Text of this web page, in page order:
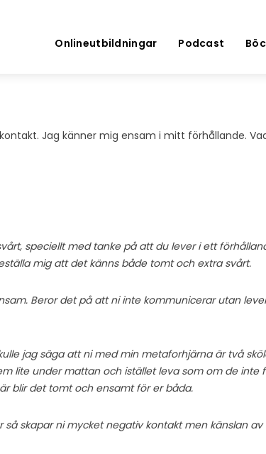
Onlineutbildningar Podcast
Jag känner mig ensam i mitt förhållande.
speciellt med tanke på att du lever i ett
mig att det känns både tomt och extra svårt.
Beror det på att ni inte kommunicerar utan
jag säga att ni med min metaforhjärna är två
lite under mattan och istället leva som om de
blir det tomt och ensamt för er båda.
skapar ni mycket negativ kontakt men känslan